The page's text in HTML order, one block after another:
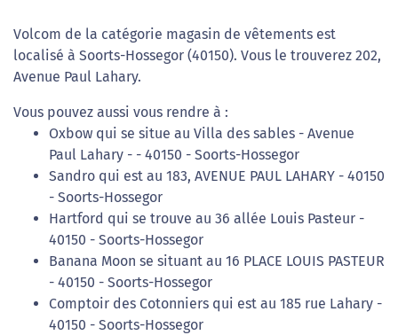
Volcom de la catégorie magasin de vêtements est
localisé à Soorts-Hossegor (40150). Vous le trouverez 202,
Avenue Paul Lahary.
Vous pouvez aussi vous rendre à :
Oxbow qui se situe au Villa des sables - Avenue
Paul Lahary - - 40150 - Soorts-Hossegor
Sandro qui est au 183, AVENUE PAUL LAHARY - 40150
- Soorts-Hossegor
Hartford qui se trouve au 36 allée Louis Pasteur -
40150 - Soorts-Hossegor
Banana Moon se situant au 16 PLACE LOUIS PASTEUR
- 40150 - Soorts-Hossegor
Comptoir des Cotonniers qui est au 185 rue Lahary -
40150 - Soorts-Hossegor